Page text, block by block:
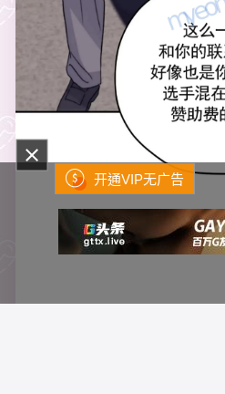
开通VIP无广告